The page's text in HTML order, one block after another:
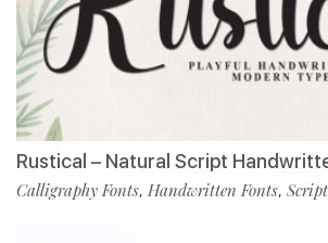
Rustical – Natural Script
Calligraphy Fonts, Handwritten Fonts,